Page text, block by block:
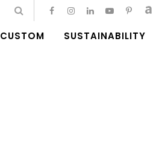
CUSTOM SUSTAINABILITY